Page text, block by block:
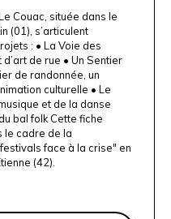
Couac, située dans le
(01), s’articulent
: • La Voie des
de rue • Un Sentier
de randonnée, un
culturelle • Le
et de la danse
bal folk Cette fiche
le cadre de la
face à la crise" en
(42).